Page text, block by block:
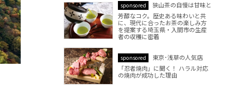
sponsored
狭山茶の自慢は甘味と
芳醇なコク。歴史ある味わいと共
に、現代に合ったお茶の楽しみ方
を提案する埼玉県・入間市の生産
者の収穫に密着
sponsored
東京･浅草の人気店
「忍者焼肉」に聞く！ ハラル対応
の焼肉が成功した理由